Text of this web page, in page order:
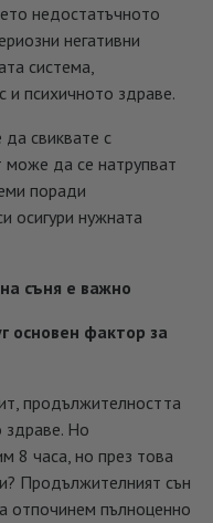
недостатъчното
негативни
система,
и психичното здраве.
свиквате с
може да се натрупват
поради
осигури нужната
съня е важно
основен фактор за
продължителността
здраве. Но
8 часа, но през това
Продължителният сън
отпочинем пълноценно